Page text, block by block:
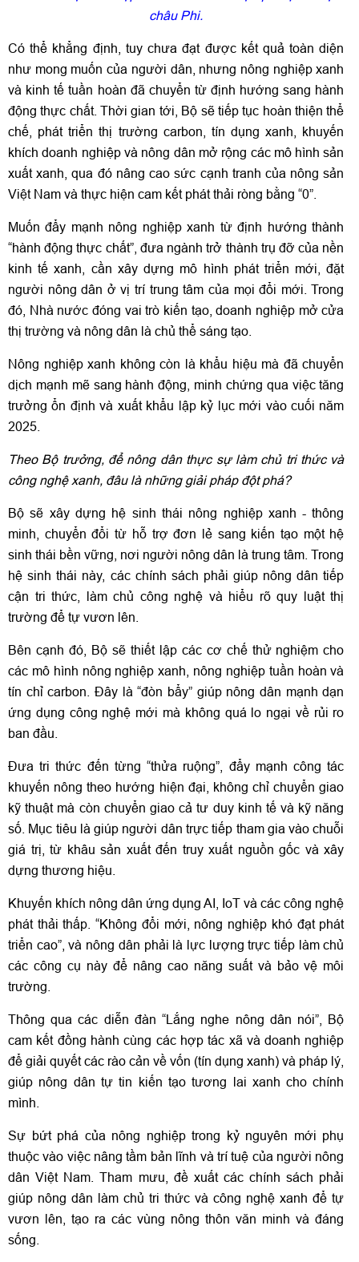
châu Phi.
Có thể khẳng định, tuy chưa đạt được kết quả toàn diện
như mong muốn của người dân, nhưng nông nghiệp xanh
và kinh tế tuần hoàn đã chuyển từ định hướng sang hành
động thực chất. Thời gian tới, Bộ sẽ tiếp tục hoàn thiện thể
chế, phát triển thị trường carbon, tín dụng xanh, khuyến
khích doanh nghiệp và nông dân mở rộng các mô hình sản
xuất xanh, qua đó nâng cao sức cạnh tranh của nông sản
Việt Nam và thực hiện cam kết phát thải ròng bằng “0”.
Muốn đẩy mạnh nông nghiệp xanh từ định hướng thành
“hành động thực chất”, đưa ngành trở thành trụ đỡ của nền
kinh tế xanh, cần xây dựng mô hình phát triển mới, đặt
người nông dân ở vị trí trung tâm của mọi đổi mới. Trong
đó, Nhà nước đóng vai trò kiến tạo, doanh nghiệp mở cửa
thị trường và nông dân là chủ thể sáng tạo.
Nông nghiệp xanh không còn là khẩu hiệu mà đã chuyển
dịch mạnh mẽ sang hành động, minh chứng qua việc tăng
trưởng ổn định và xuất khẩu lập kỷ lục mới vào cuối năm
2025.
Theo Bộ trưởng, để nông dân thực sự làm chủ tri thức và
công nghệ xanh, đâu là những giải pháp đột phá?
Bộ sẽ xây dựng hệ sinh thái nông nghiệp xanh - thông
minh, chuyển đổi từ hỗ trợ đơn lẻ sang kiến tạo một hệ
sinh thái bền vững, nơi người nông dân là trung tâm. Trong
hệ sinh thái này, các chính sách phải giúp nông dân tiếp
cận tri thức, làm chủ công nghệ và hiểu rõ quy luật thị
trường để tự vươn lên.
Bên cạnh đó, Bộ sẽ thiết lập các cơ chế thử nghiệm cho
các mô hình nông nghiệp xanh, nông nghiệp tuần hoàn và
tín chỉ carbon. Đây là “đòn bẩy” giúp nông dân mạnh dạn
ứng dụng công nghệ mới mà không quá lo ngại về rủi ro
ban đầu.
Đưa tri thức đến từng “thửa ruộng”, đẩy mạnh công tác
khuyến nông theo hướng hiện đại, không chỉ chuyển giao
kỹ thuật mà còn chuyển giao cả tư duy kinh tế và kỹ năng
số. Mục tiêu là giúp người dân trực tiếp tham gia vào chuỗi
giá trị, từ khâu sản xuất đến truy xuất nguồn gốc và xây
dựng thương hiệu.
Khuyến khích nông dân ứng dụng AI, IoT và các công nghệ
phát thải thấp. “Không đổi mới, nông nghiệp khó đạt phát
triển cao”, và nông dân phải là lực lượng trực tiếp làm chủ
các công cụ này để nâng cao năng suất và bảo vệ môi
trường.
Thông qua các diễn đàn “Lắng nghe nông dân nói”, Bộ
cam kết đồng hành cùng các hợp tác xã và doanh nghiệp
để giải quyết các rào cản về vốn (tín dụng xanh) và pháp lý,
giúp nông dân tự tin kiến tạo tương lai xanh cho chính
mình.
Sự bứt phá của nông nghiệp trong kỷ nguyên mới phụ
thuộc vào việc nâng tầm bản lĩnh và trí tuệ của người nông
dân Việt Nam. Tham mưu, đề xuất các chính sách phải
giúp nông dân làm chủ tri thức và công nghệ xanh để tự
vươn lên, tạo ra các vùng nông thôn văn minh và đáng
sống.